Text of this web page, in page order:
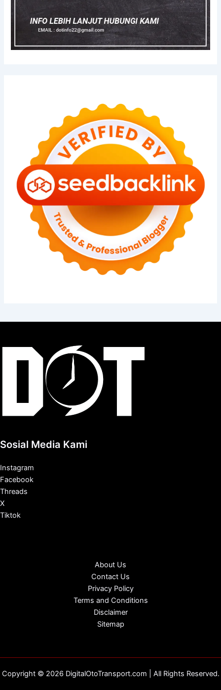
Sosial Media Kami
Instagram
Facebook
Threads
X
Tiktok
About Us
Contact Us
Privacy Policy
Terms and Conditions
Disclaimer
Sitemap
Copyright © 2026 DigitalOtoTransport.com | All Rights Reserved.